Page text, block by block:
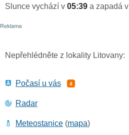
Slunce vychází v 05:39 a zapadá v
Nepřehlédněte z lokality Litovany:
Počasí u vás 4
Radar
Meteostanice (mapa)